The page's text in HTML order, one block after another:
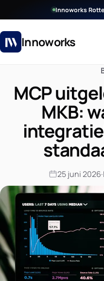
Innoworks
Innoworks
MCP
MKB:
25 juni 2026·